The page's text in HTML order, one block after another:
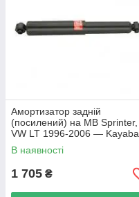
Амортизатор задній
(посилений) на MB Sprinter,
VW LT 1996-2006 — Kayaba
— 341339
В наявності
1 705 ₴